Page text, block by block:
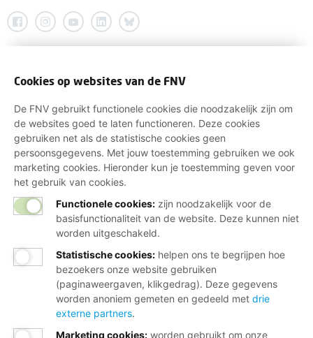
Cookies op websites van de FNV
De FNV gebruikt functionele cookies die noodzakelijk zijn om
de websites goed te laten functioneren. Deze cookies
gebruiken net als de statistische cookies geen
persoonsgegevens. Met jouw toestemming gebruiken we ook
marketing cookies. Hieronder kun je toestemming geven voor
het gebruik van cookies.
Functionele cookies: zijn noodzakelijk voor de
basisfunctionaliteit van de website. Deze kunnen niet
worden uitgeschakeld.
Statistische cookies: helpen ons te begrijpen hoe
bezoekers onze website gebruiken
(paginaweergaven, klikgedrag). Deze gegevens
worden anoniem gemeten en gedeeld met drie
externe partners.
Marketing cookies: worden gebruikt om onze